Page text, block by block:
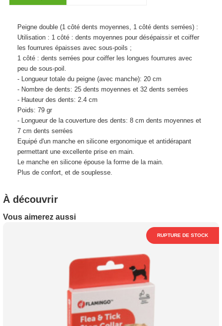
Peigne double (1 côté dents moyennes, 1 côté dents serrées) :
Utilisation : 1 côté : dents moyennes pour désépaissir et coiffer
les fourrures épaisses avec sous-poils ;
1 côté : dents serrées pour coiffer les longues fourrures avec
peu de sous-poil.
- Longueur totale du peigne (avec manche): 20 cm
- Nombre de dents: 25 dents moyennes et 32 dents serrées
- Hauteur des dents: 2.4 cm
Poids: 79 gr
- Longueur de la couverture des dents: 8 cm dents moyennes et
7 cm dents serrées
Equipé d'un manche en silicone ergonomique et antidérapant
permettant une excellente prise en main.
Le manche en silicone épouse la forme de la main.
Plus de confort, et de souplesse.
À découvrir
Vous aimerez aussi
RUPTURE DE STOCK